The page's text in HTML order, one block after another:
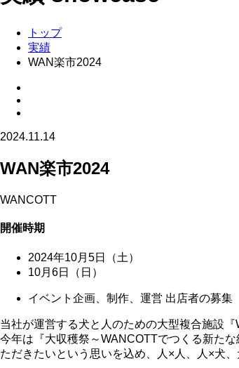
トップ
実績
WAN楽市2024
2024.11.14
WAN楽市2024
WANCOTT
開催時期
2024年10月5日（土）
10月6日（日）
イベント企画、制作、運営 出店者の募集
当社が運営する犬と人のための大型複合施設
今年は『大収穫祭～WANCOTTでつくる新た
ただきたいという思いを込め、人×人、人×犬